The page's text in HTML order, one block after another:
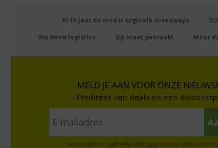
Al 15 jaar de meest orginele Giveaways
We know logistics Op maat gemaakt Meer
MELD JE AAN VOOR ONZE
Profiteer van deals en een dosis
Geen zorgen: we gaan veilig met je gegevens om. Dat lees je in ons